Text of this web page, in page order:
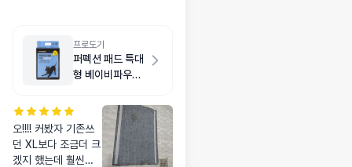
새도 전보다 덜나는
거 같고 좋아용! 잘뭉
치구여 재구매 의사
프로도기
퍼펙션 패드 특대
형 베이비파우더
오!!!! 커봤자 기존쓰
던 XL보다 조금더 크
겠지 했는데 훨씬크